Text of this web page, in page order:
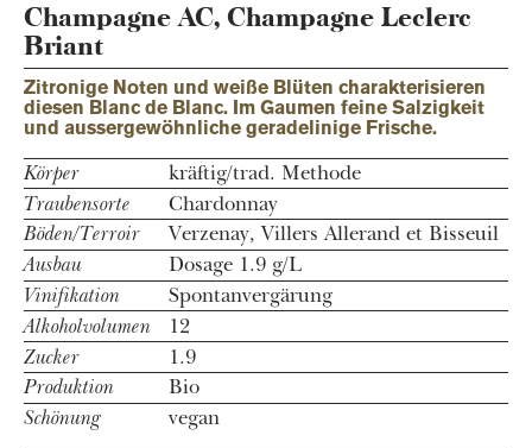
Champagne AC, Champagne Leclerc
Briant
Zitronige Noten und weiße Blüten charakterisieren
diesen Blanc de Blanc. Im Gaumen feine Salzigkeit
und aussergewöhnliche geradelinige Frische.
Körper
kräftig/trad. Methode
Traubensorte
Chardonnay
Böden/Terroir
Verzenay, Villers Allerand et Bisseuil
Ausbau
Dosage 1.9 g/L
Vinifikation
Spontanvergärung
Alkoholvolumen
12
Zucker
1.9
Produktion
Bio
Schönung
vegan